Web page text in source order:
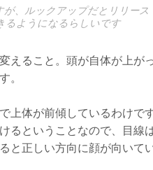
、ルックアップだとリリース
るようになるらしいです
えること。頭が自体が上が
。
上体が前傾しているわけで
るということなので、目線
と正しい方向に顔が向いて